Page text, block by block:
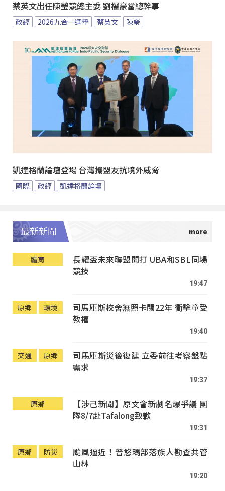
蔡英文出任陳瑩競總主委 劉櫂豪當總幹事
政經 2026九合一選舉 蔡英文 陳瑩
凱達格蘭論壇登場 台灣攜盟友抗境外威脅
國際 政經 凱達格蘭論壇
最新新聞
體育
長耀盃未來聯盟開打 UBA和SBL同場
競技
19:47
原鄉 環境
司馬庫斯校舍無照卡關22年 衝擊童受
教權
19:40
交通 原鄉
司馬庫斯災後復建 立委前往考察盤點
需求
19:37
原鄉
【涉己新聞】原文會新劇名爆爭議 團
隊8/7赴Tafalong致歉
19:31
原鄉 防災
颱風逼近！普悠瑪部落族人勘查共管
山林
19:20